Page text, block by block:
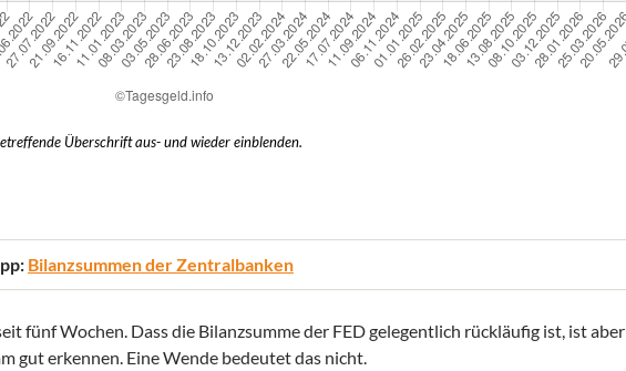
Überschrift aus- und wieder einblenden.
Bilanzsummen der Zentralbanken
fünf Wochen. Dass die Bilanzsumme der FED gelegentlich rückläufig ist, ist aber
gut erkennen. Eine Wende bedeutet das nicht.